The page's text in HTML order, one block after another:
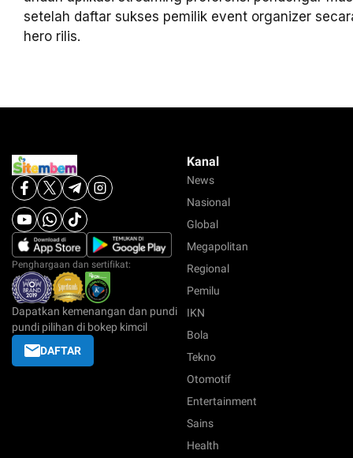
setelah daftar sukses pemilik event organizer
hero rilis.
Penghargaan dan sertifikat:
Dapatkan kemenangan dan pundi
pundi pilihan di bokep kimcil
DAFTAR
Kanal
News
Nasional
Global
Megapolitan
Regional
Pemilu
IKN
Bola
Tekno
Otomotif
Entertainment
Sains
Health